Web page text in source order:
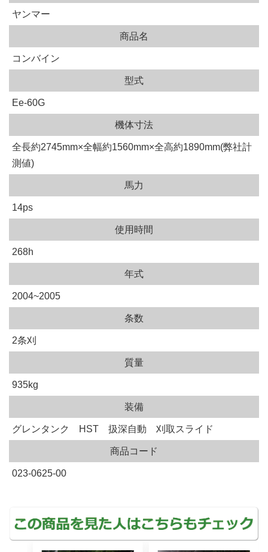
ヤンマー
商品名
コンバイン
型式
Ee-60G
機体寸法
全長約2745mm×全幅約1560mm×全高約1890mm(弊社計
測値)
馬力
14ps
使用時間
268h
年式
2004~2005
条数
2条刈
質量
935kg
装備
グレンタンク HST 扱深自動 刈取スライド
商品コード
023-0625-00